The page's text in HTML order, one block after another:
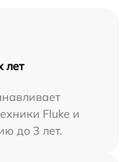
лет
Fluke и
до 3 лет.